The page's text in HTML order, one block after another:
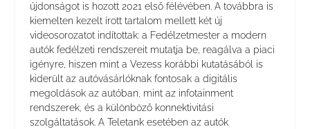
újdonságot is hozott 2021 első félévében. A továbbra is
kiemelten kezelt írott tartalom mellett két új
videosorozatot indítottak: a Fedélzetmester a modern
autók fedélzeti rendszereit mutatja be, reagálva a piaci
igényre, hiszen mint a Vezess korábbi kutatásából is
kiderült az autóvásárlóknak fontosak a digitális
megoldások az autóban, mint az infotainment
rendszerek, és a különböző konnektivitási
szolgáltatások. A Teletank esetében az autók